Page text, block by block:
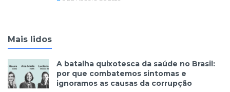
Mais lidos
A batalha quixotesca da saúde no Brasil:
por que combatemos sintomas e
ignoramos as causas da corrupção